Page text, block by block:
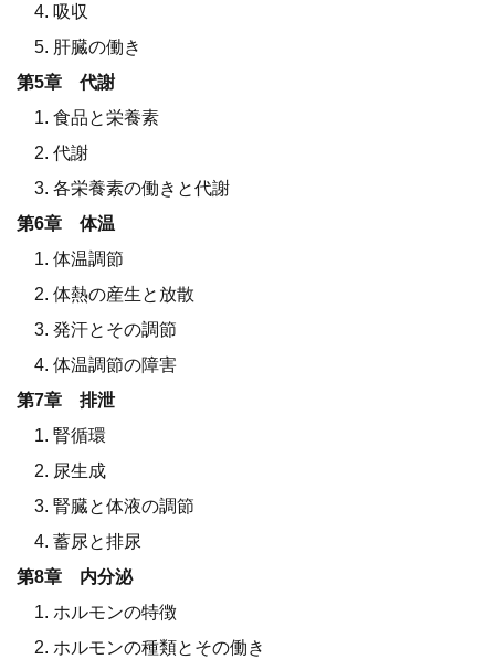
4. 吸収
5. 肝臓の働き
第5章 代謝
1. 食品と栄養素
2. 代謝
3. 各栄養素の働きと代謝
第6章 体温
1. 体温調節
2. 体熱の産生と放散
3. 発汗とその調節
4. 体温調節の障害
第7章 排泄
1. 腎循環
2. 尿生成
3. 腎臓と体液の調節
4. 蓄尿と排尿
第8章 内分泌
1. ホルモンの特徴
2. ホルモンの種類とその働き